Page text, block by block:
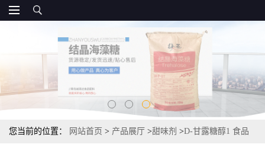
您当前的位置： 网站首页 > 产品展厅 >甜味剂 >D-甘露糖醇1 食品